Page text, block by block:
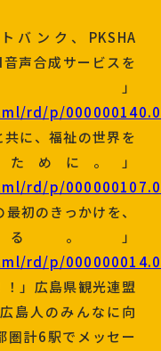
バンク、PKSHA
声合成サービスを
」
rd/p/
に、福祉の世界を
めに。」
rd/p/
初のきっかけを、
。」
rd/p/
！」広島県観光連盟
島人のみんなに向
圏計6駅でメッセー